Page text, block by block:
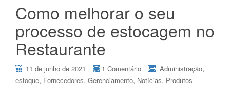
Como melhorar o seu
processo de estocagem no
Restaurante
11 de junho de 2021 1 Comentário Administração,
estoque, Fornecedores, Gerenciamento, Notícias, Produtos